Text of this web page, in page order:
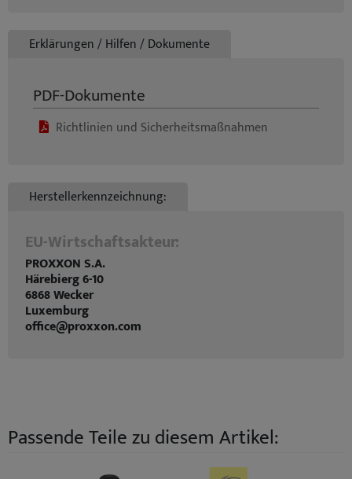
Erklärungen / Hilfen / Dokumente
PDF-Dokumente
Richtlinien und Sicherheitsmaßnahmen
Herstellerkennzeichnung:
EU-Wirtschaftsakteur:
PROXXON S.A.
Härebierg 6-10
6868 Wecker
Luxemburg
office@proxxon.com
Passende Teile zu diesem Artikel: